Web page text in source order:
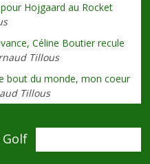
Hojgaard au Rocket
Céline Boutier recule
Tillous
bout du monde, mon coeur
Tillous
Golf